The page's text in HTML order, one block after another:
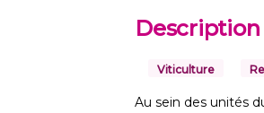
Viticulture
Au sein des unités